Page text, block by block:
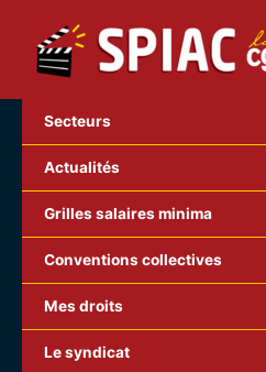
contenu
Secteurs
Actualités
Grilles salaires minima
Conventions collectives
Mes droits
Le syndicat